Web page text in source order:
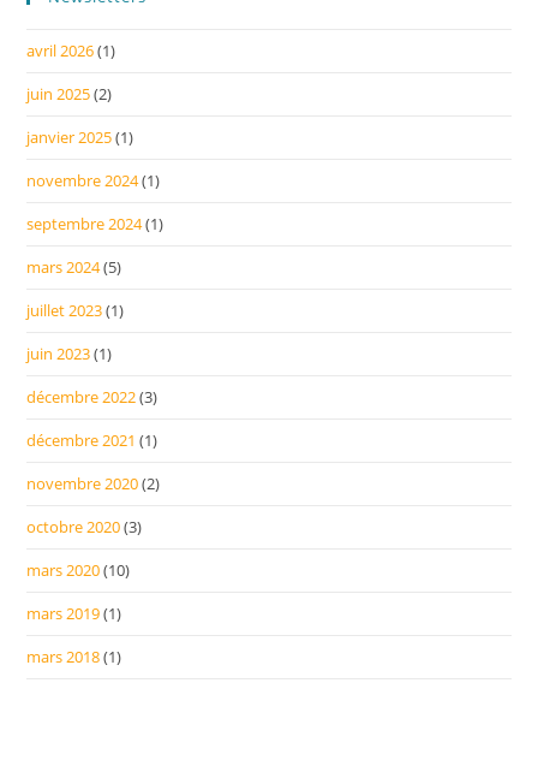
avril 2026(1)
juin 2025(2)
janvier 2025(1)
novembre 2024(1)
septembre 2024(1)
mars 2024(5)
juillet 2023(1)
juin 2023(1)
décembre 2022(3)
décembre 2021 (1)
novembre 2020(2)
octobre 2020(3)
mars 2020(10)
mars 2019(1)
mars 2018(1)